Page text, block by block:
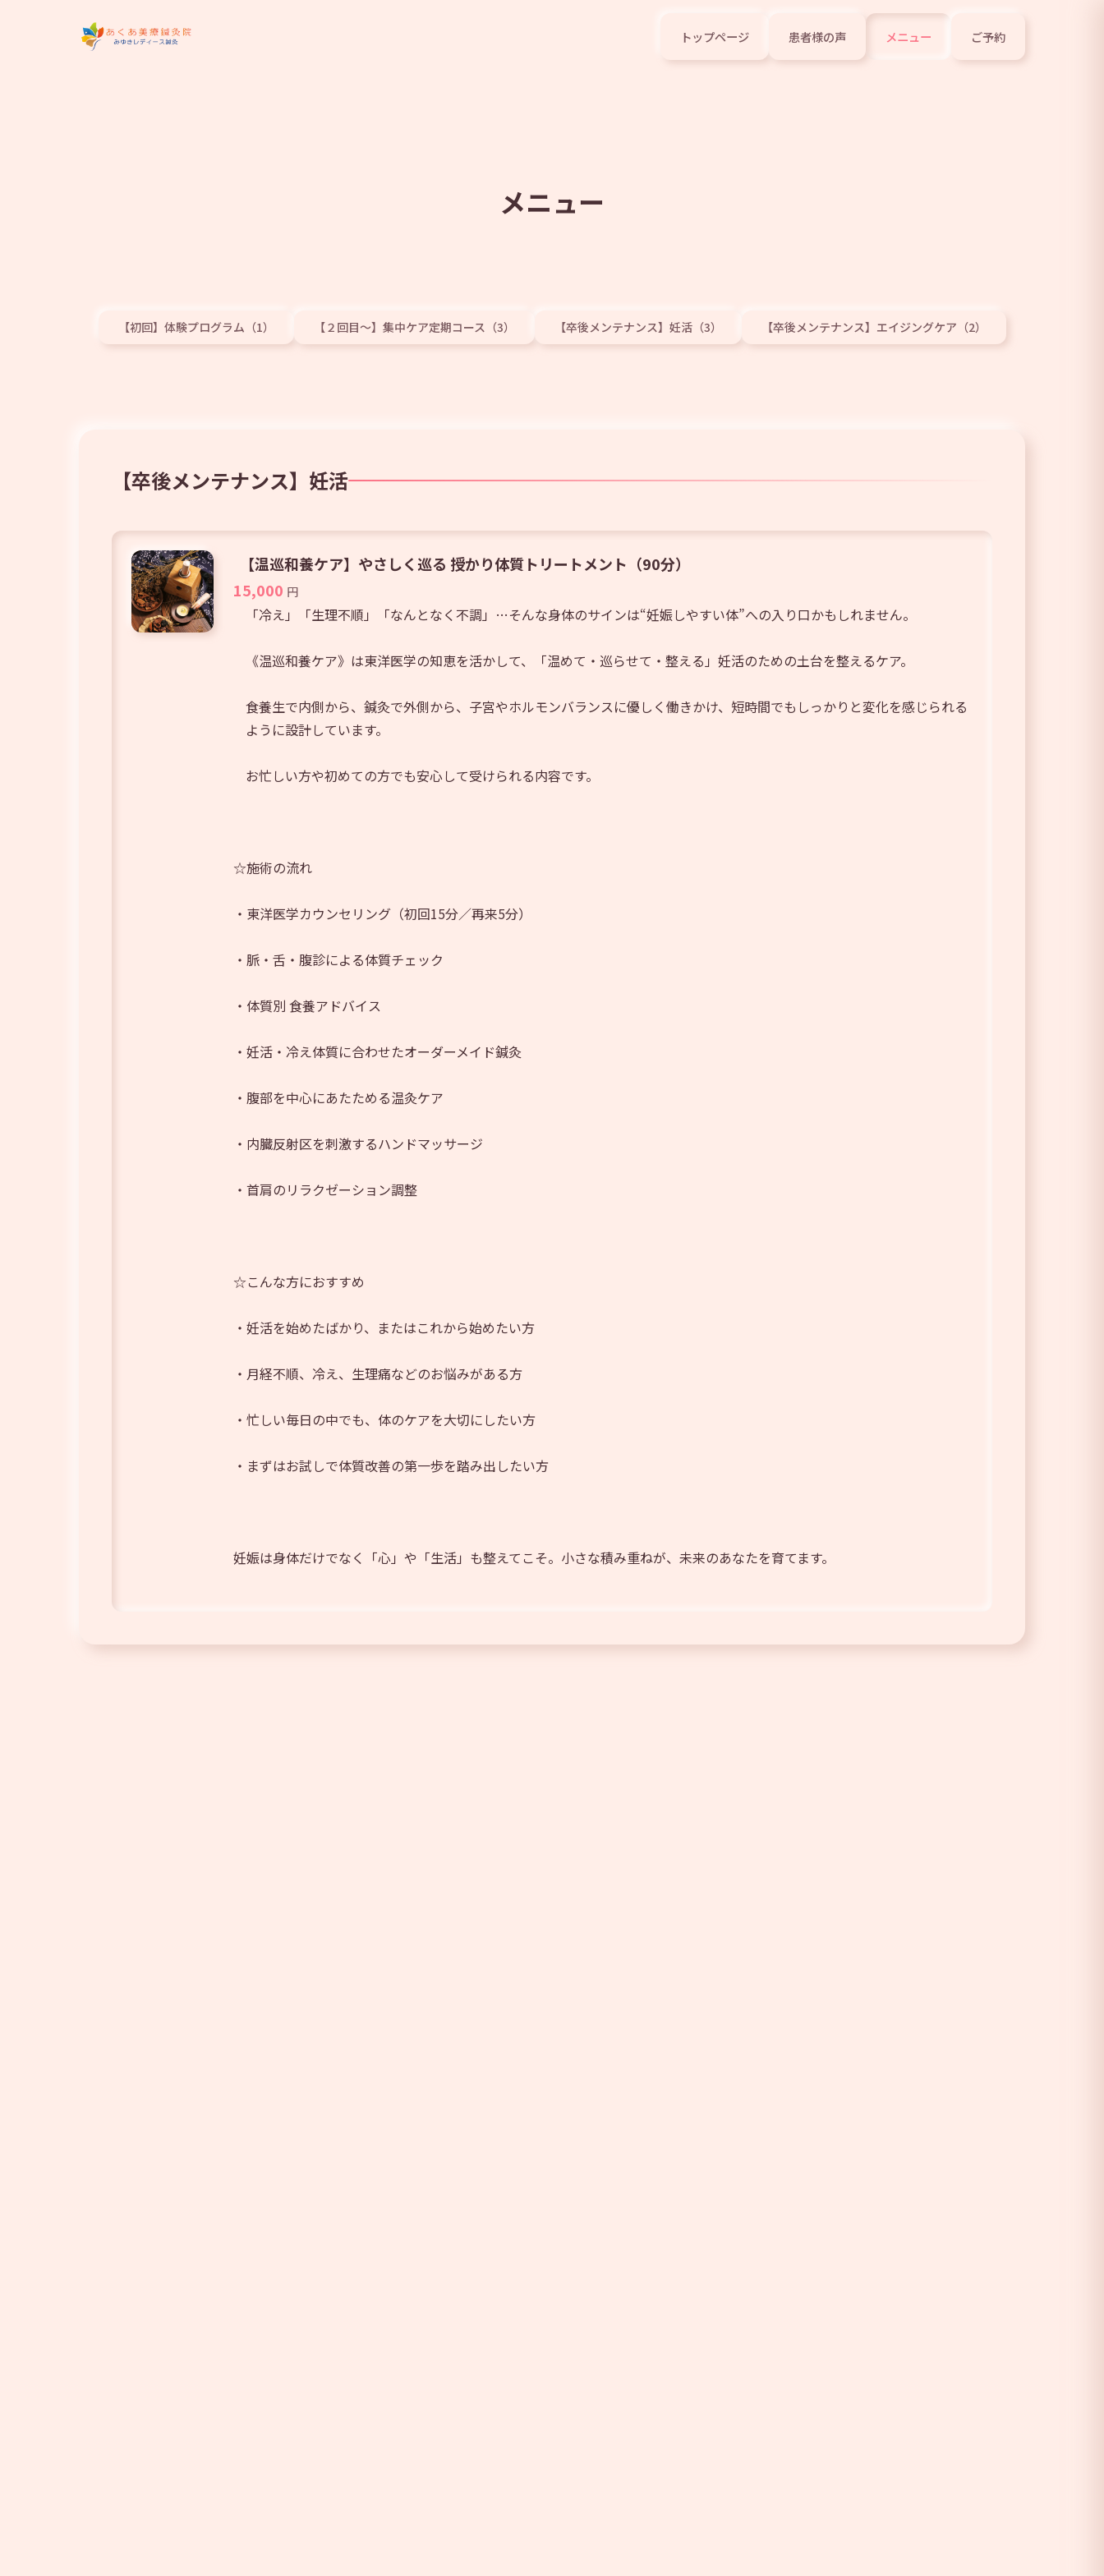
トップページ 患者様の声 メニュー ご予約
メニュー
【初回】体験プログラム（1） 【２回目～】集中ケア定期コース（3） 【卒後メンテナンス】妊活（3） 【卒後メンテナンス】エイジングケア（2）
【卒後メンテナンス】妊活
【温巡和養ケア】やさしく巡る 授かり体質トリートメント（90分）
15,000 円
「冷え」「生理不順」「なんとなく不調」…そんな身体のサインは“妊娠しやすい体”への入り口かもしれません。
《温巡和養ケア》は東洋医学の知恵を活かして、「温めて・巡らせて・整える」妊活のための土台を整えるケア。
食養生で内側から、鍼灸で外側から、子宮やホルモンバランスに優しく働きかけ、短時間でもしっかりと変化を感じられる
ように設計しています。
お忙しい方や初めての方でも安心して受けられる内容です。
☆施術の流れ
・東洋医学カウンセリング（初回15分／再来5分）
・脈・舌・腹診による体質チェック
・体質別 食養アドバイス
・妊活・冷え体質に合わせたオーダーメイド鍼灸
・腹部を中心にあたためる温灸ケア
・内臓反射区を刺激するハンドマッサージ
・首肩のリラクゼーション調整
☆こんな方におすすめ
・妊活を始めたばかり、またはこれから始めたい方
・月経不順、冷え、生理痛などのお悩みがある方
・忙しい毎日の中でも、体のケアを大切にしたい方
・まずはお試しで体質改善の第一歩を踏み出したい方
妊娠は身体だけでなく「心」や「生活」も整えてこそ。小さな積み重ねが、未来のあなたを育てます。